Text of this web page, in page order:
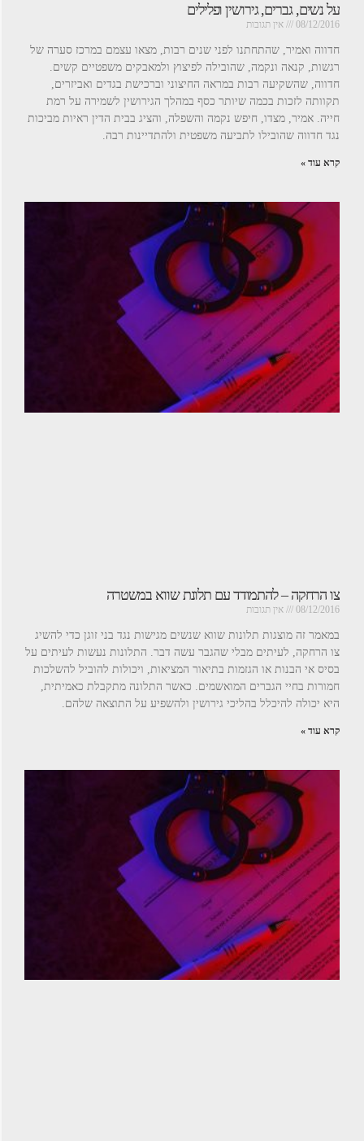
על נשים, גברים, גירושין ופלילים
08/12/2016 אין תגובות
חדווה ואמיר, שהתחתנו לפני שנים רבות, מצאו עצמם במרכז סערה של
רגשות, קנאה ונקמה, שהובילה לפיצוץ ולמאבקים משפטיים קשים.
חדווה, שהשקיעה רבות במראה החיצוני וברכישת בגדים ואביזרים,
תקוותה לזכות בכמה שיותר כסף במהלך הגירושין לשמירה על רמת
חייה. אמיר, מצדו, חיפש נקמה והשפלה, והציג בבית הדין ראיות מביכות
נגד חדווה שהובילו לתביעה משפטית ולהתדיינות רבה.
קרא עוד »
צו הרחקה – להתמודד עם תלונת שווא במשטרה
08/12/2016 אין תגובות
במאמר זה מוצגות תלונות שווא שנשים מגישות נגד בני זוגן כדי להשיג
צו הרחקה, לעיתים מבלי שהגבר עשה דבר. התלונות נעשות לעיתים על
בסיס אי הבנות או הגזמות בתיאור המציאות, ויכולות להוביל להשלכות
חמורות בחיי הגברים המואשמים. כאשר התלונה מתקבלת כאמיתית,
היא יכולה להיכלל בהליכי גירושין ולהשפיע על התוצאה שלהם.
קרא עוד »